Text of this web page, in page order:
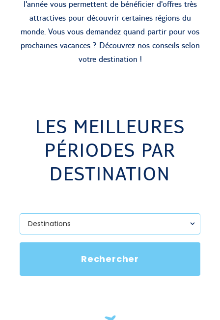
l'année vous permettent de bénéficier d'offres très
attractives pour découvrir certaines régions du
monde. Vous vous demandez quand partir pour vos
prochaines vacances ? Découvrez nos conseils selon
votre destination !
LES MEILLEURES
PÉRIODES PAR
DESTINATION
Rechercher